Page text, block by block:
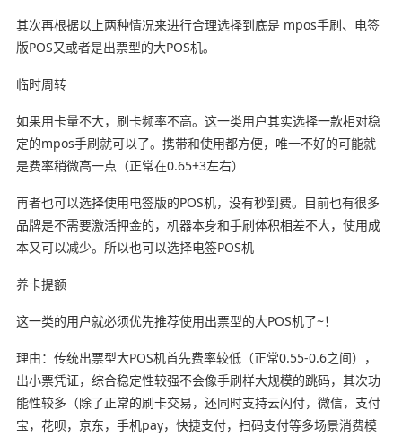
其次再根据以上两种情况来进行合理选择到底是 mpos手刷、电签
版POS又或者是出票型的大POS机。
临时周转
如果用卡量不大，刷卡频率不高。这一类用户其实选择一款相对稳
定的mpos手刷就可以了。携带和使用都方便，唯一不好的可能就
是费率稍微高一点（正常在0.65+3左右）
再者也可以选择使用电签版的POS机，没有秒到费。目前也有很多
品牌是不需要激活押金的，机器本身和手刷体积相差不大，使用成
本又可以减少。所以也可以选择电签POS机
养卡提额
这一类的用户就必须优先推荐使用出票型的大POS机了~！
理由：传统出票型大POS机首先费率较低（正常0.55-0.6之间），
出小票凭证，综合稳定性较强不会像手刷样大规模的跳码，其次功
能性较多（除了正常的刷卡交易，还同时支持云闪付，微信，支付
宝，花呗，京东，手机pay，快捷支付，扫码支付等多场景消费模